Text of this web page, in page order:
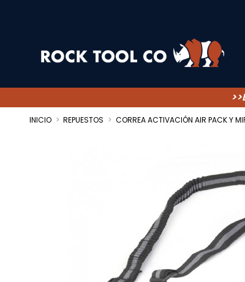
INICIO REPUESTOS CORREA ACTIVACIÓN AIR PACK Y